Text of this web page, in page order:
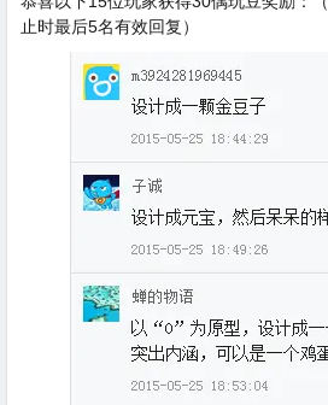
止时最后5名有效回复）